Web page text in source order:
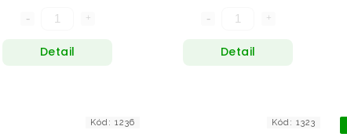
Detail Detail
Kód: 1236 Kód: 1323